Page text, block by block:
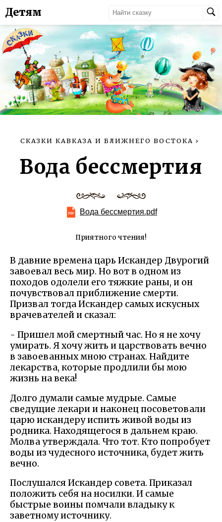
Детям
СКАЗКИ КАВКАЗА И БЛИЖНЕГО ВОСТОКА ›
Вода бессмертия
Вода бессмертия.pdf
Приятного чтения!
В давние времена царь Искандер Двурогий
завоевал весь мир. Но вот в одном из
походов одолели его тяжкие раны, и он
почувствовал приближение смерти.
Призвал тогда Искандер самых искусных
врачевателей и сказал:
- Пришел мой смертный час. Но я не хочу
умирать. Я хочу жить и царствовать вечно
в завоеванных мною странах. Найдите
лекарства, которые продлили бы мою
жизнь на века!
Долго думали самые мудрые. Самые
сведущие лекари и наконец посоветовали
царю искандеру испить живой воды из
родника. Находящегося в дальнем краю.
Молва утверждала. Что тот. Кто попробует
воды из чудесного источника, будет жить
вечно.
Послушался Искандер совета. Приказал
положить себя на носилки. И самые
быстрые воины помчали владыку к
заветному источнику.